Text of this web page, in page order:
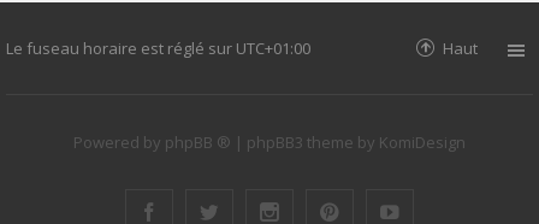
Le fuseau horaire est réglé sur UTC+01:00 Haut
Powered by phpBB ® | phpBB3 theme by KomiDesign